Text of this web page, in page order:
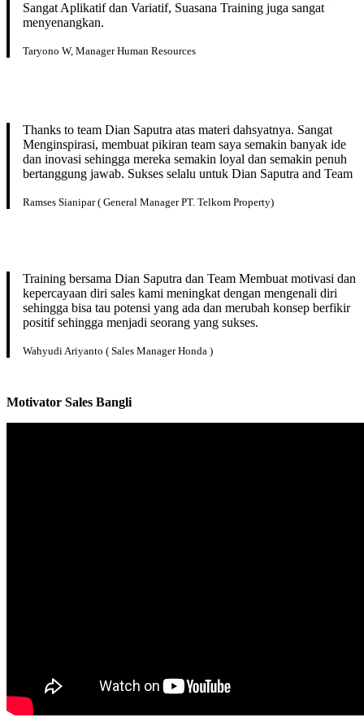
Sangat Aplikatif dan Variatif, Suasana Training juga sangat
menyenangkan.
Taryono W, Manager Human Resources
Thanks to team Dian Saputra atas materi dahsyatnya. Sangat
Menginspirasi, membuat pikiran team saya semakin banyak ide
dan inovasi sehingga mereka semakin loyal dan semakin penuh
bertanggung jawab. Sukses selalu untuk Dian Saputra and Team
Ramses Sianipar ( General Manager PT. Telkom Property)
Training bersama Dian Saputra dan Team Membuat motivasi dan
kepercayaan diri sales kami meningkat dengan mengenali diri
sehingga bisa tau potensi yang ada dan merubah konsep berfikir
positif sehingga menjadi seorang yang sukses.
Wahyudi Ariyanto ( Sales Manager Honda )
Motivator Sales Bangli